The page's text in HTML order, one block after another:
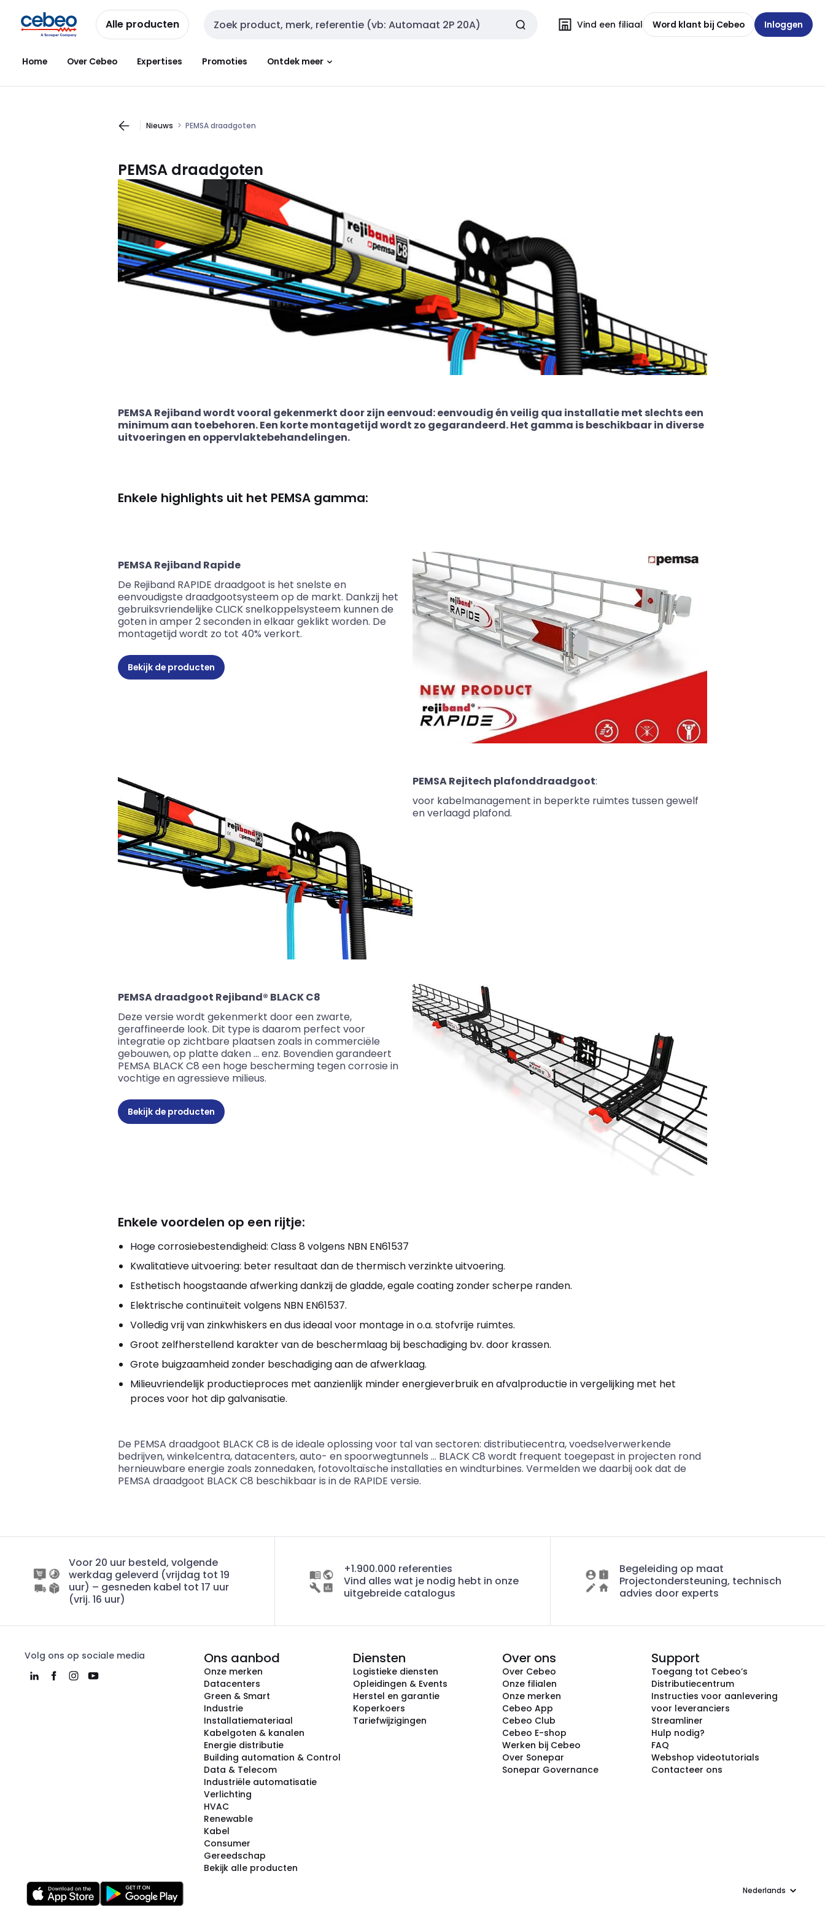
naar
navigatie
naar
inhoud
Alle producten Zoekveld invoer Vind een filiaal Word klant bij Cebeo Inloggen
Home Over Cebeo Expertises Promoties Ontdek meer
Nieuws PEMSA draadgoten
PEMSA draadgoten
PEMSA Rejiband wordt vooral gekenmerkt door zijn eenvoud: eenvoudig én veilig qua installatie met slechts een
minimum aan toebehoren. Een korte montagetijd wordt zo gegarandeerd. Het gamma is beschikbaar in diverse
uitvoeringen en oppervlaktebehandelingen.
Enkele highlights uit het PEMSA gamma:
PEMSA Rejiband Rapide
De Rejiband RAPIDE draadgoot is het snelste en
eenvoudigste draadgootsysteem op de markt. Dankzij het
gebruiksvriendelijke CLICK snelkoppelsysteem kunnen de
goten in amper 2 seconden in elkaar geklikt worden. De
montagetijd wordt zo tot 40% verkort.
Bekijk de producten
PEMSA Rejitech plafonddraadgoot:
voor kabelmanagement in beperkte ruimtes tussen gewelf
en verlaagd plafond.
PEMSA draadgoot Rejiband® BLACK C8
Deze versie wordt gekenmerkt door een zwarte,
geraffineerde look. Dit type is daarom perfect voor
integratie op zichtbare plaatsen zoals in commerciële
gebouwen, op platte daken … enz. Bovendien garandeert
PEMSA BLACK C8 een hoge bescherming tegen corrosie in
vochtige en agressieve milieus.
Bekijk de producten
Enkele voordelen op een rijtje:
Hoge corrosiebestendigheid: Class 8 volgens NBN EN61537
Kwalitatieve uitvoering: beter resultaat dan de thermisch verzinkte uitvoering.
Esthetisch hoogstaande afwerking dankzij de gladde, egale coating zonder scherpe randen.
Elektrische continuïteit volgens NBN EN61537.
Volledig vrij van zinkwhiskers en dus ideaal voor montage in o.a. stofvrije ruimtes.
Groot zelfherstellend karakter van de beschermlaag bij beschadiging bv. door krassen.
Grote buigzaamheid zonder beschadiging aan de afwerklaag.
Milieuvriendelijk productieproces met aanzienlijk minder energieverbruik en afvalproductie in vergelijking met het
proces voor hot dip galvanisatie.
De PEMSA draadgoot BLACK C8 is de ideale oplossing voor tal van sectoren: distributiecentra, voedselverwerkende
bedrijven, winkelcentra, datacenters, auto- en spoorwegtunnels … BLACK C8 wordt frequent toegepast in projecten rond
hernieuwbare energie zoals zonnedaken, fotovoltaïsche installaties en windturbines. Vermelden we daarbij ook dat de
PEMSA draadgoot BLACK C8 beschikbaar is in de RAPIDE versie.
Voor 20 uur besteld, volgende
werkdag geleverd (vrijdag tot 19
uur) – gesneden kabel tot 17 uur
(vrij. 16 uur)
+1.900.000 referenties
Vind alles wat je nodig hebt in onze
uitgebreide catalogus
Begeleiding op maat
Projectondersteuning, technisch
advies door experts
Volg ons op sociale media Ons aanbod
Onze merken
Datacenters
Green & Smart
Industrie
Installatiemateriaal
Kabelgoten & kanalen
Energie distributie
Building automation & Control
Data & Telecom
Industriële automatisatie
Verlichting
HVAC
Renewable
Kabel
Consumer
Gereedschap
Bekijk alle producten
Diensten
Logistieke diensten
Opleidingen & Events
Herstel en garantie
Koperkoers
Tariefwijzigingen
Over ons
Over Cebeo
Onze filialen
Onze merken
Cebeo App
Cebeo Club
Cebeo E-shop
Werken bij Cebeo
Over Sonepar
Sonepar Governance
Support
Toegang tot Cebeo’s
Distributiecentrum
Instructies voor aanlevering
voor leveranciers
Streamliner
Hulp nodig?
FAQ
Webshop videotutorials
Contacteer ons
Taal